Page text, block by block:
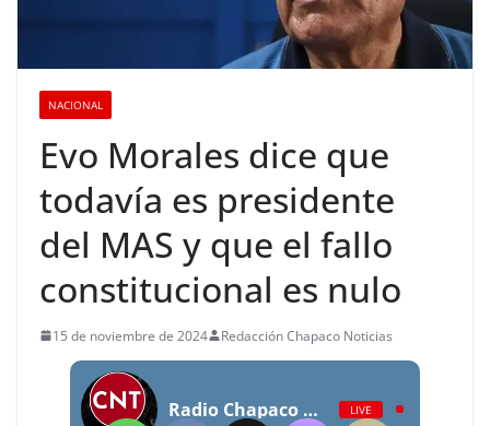
NACIONAL
Evo Morales dice que
todavía es presidente
del MAS y que el fallo
constitucional es nulo
15 de noviembre de 2024 Redacción Chapaco Noticias
Radio Chapaco Noticias Las 24 horas en vivo LIVE